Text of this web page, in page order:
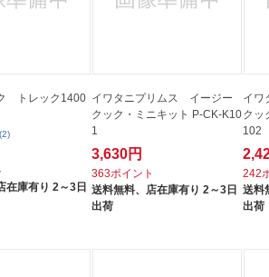
トレック1400
(2)
在庫有り 2～3日
イワタニプリムス イージー
クック・ミニキット P-CK-K10
1
3,630円
363ポイント
送料無料、 店在庫有り 2～3日
出荷
イワ
クッ
102
242
送料
出荷